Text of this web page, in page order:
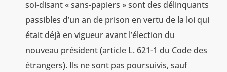
soi-disant « sans-papiers » sont des délinquants
passibles d’un an de prison en vertu de la loi qui
était déjà en vigueur avant l’élection du
nouveau président (article L. 621-1 du Code des
étrangers). Ils ne sont pas poursuivis, sauf